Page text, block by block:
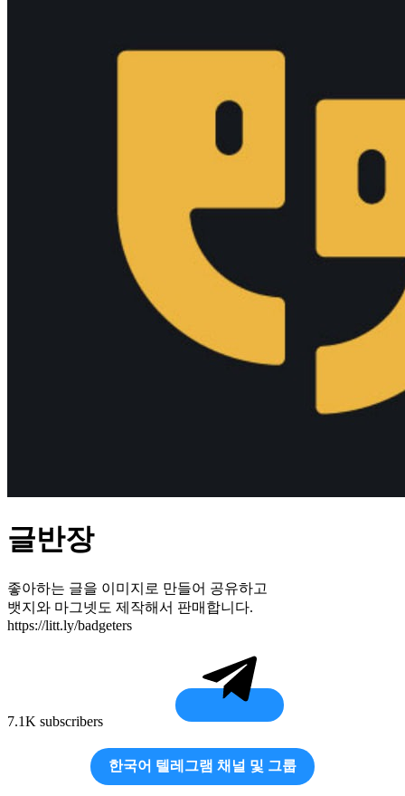
글반장
좋아하는 글을 이미지로 만들어 공유하고
뱃지와 마그넷도 제작해서 판매합니다.
https://litt.ly/badgeters
7.1K subscribers
한국어 텔레그램 채널 및 그룹